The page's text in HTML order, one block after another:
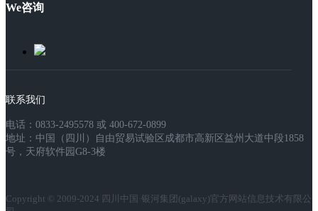
We咨询
联系我们
电话：0833-2495578 或 400-672-0899
地址：中国（四川）自由贸易试验区成都市高新区益州大道中段1858
号，天府软件园G8-3楼
Copyright © 2009-2024 四川中国·银河集团(galaxy)官方网站信息技术有限公